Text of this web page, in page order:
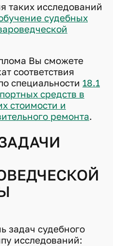
таких исследований
судебных
Вы сможете
соответствия
специальности 18.1
средств в
стоимости и
ремонта.
задач судебного
исследований: